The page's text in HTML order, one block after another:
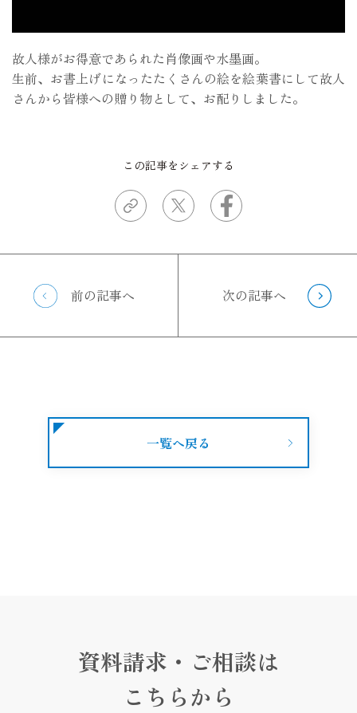
故人様がお得意であられた肖像画や水墨画。
生前、お書上げになったたくさんの絵を絵葉書にして故人
さんから皆様への贈り物として、お配りしました。
この記事をシェアする
前の記事へ 次の記事へ
一覧へ戻る
資料請求・ご相談は
こちらから